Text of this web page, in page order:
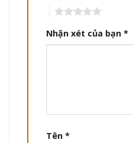
Nhận xét của bạn *
Tên *